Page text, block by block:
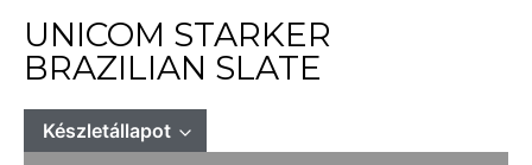
UNICOM STARKER
BRAZILIAN SLATE
Készletállapot